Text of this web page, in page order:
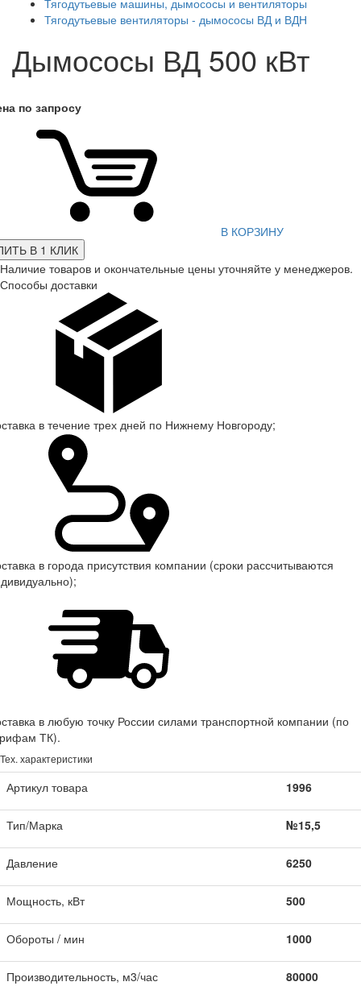
Тягодутьевые машины, дымососы и вентиляторы
Тягодутьевые вентиляторы - дымососы ВД и ВДН
Дымососы ВД 500 кВт
по запросу
В КОРЗИНУ
В 1 КЛИК
Наличие товаров и окончательные цены уточняйте у менеджеров.
Способы доставки
в течение трех дней по Нижнему Новгороду;
в города присутствия компании (сроки рассчитываются
в любую точку России силами транспортной компании (по
ТК).
Тех. характеристики
Артикул товара 1996
Тип/Марка №15,5
Давление 6250
Мощность, кВт 500
Обороты / мин 1000
Производительность, м3/час 80000